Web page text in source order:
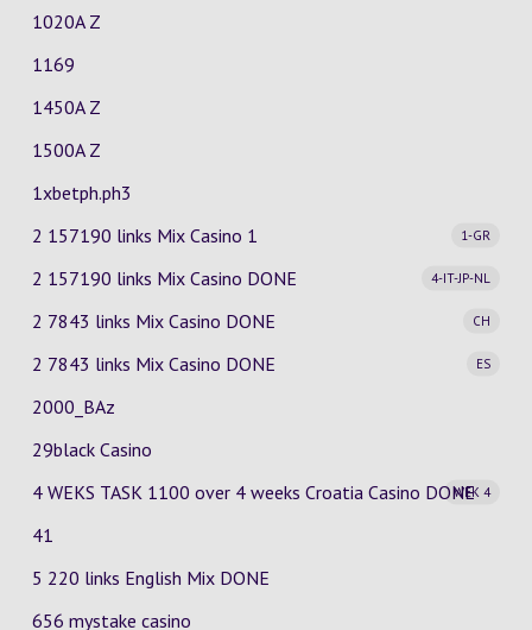
1020A Z
1169
1450A Z
1500A Z
1xbetph.ph3
2 157190 links Mix Casino
1-GR
1
2 157190 links Mix Casino
4-IT-JP-NL
DONE
2 7843 links Mix Casino
CH
DONE
2 7843 links Mix Casino
ES
DONE
2000_BAz
29black Casino
4 WEKS TASK 1100 over 4 weeks Croatia Casino
WEK 4
DONE
41
5 220 links English Mix DONE
656 mystake casino